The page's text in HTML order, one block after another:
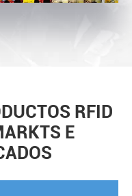
RFID
E